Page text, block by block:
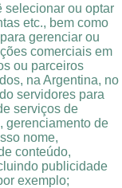
selecionar ou optar
etc., bem como
gerenciar ou
comerciais em
ou parceiros
na Argentina, no
servidores para
serviços de
gerenciamento de
nome,
conteúdo,
publicidade
exemplo;